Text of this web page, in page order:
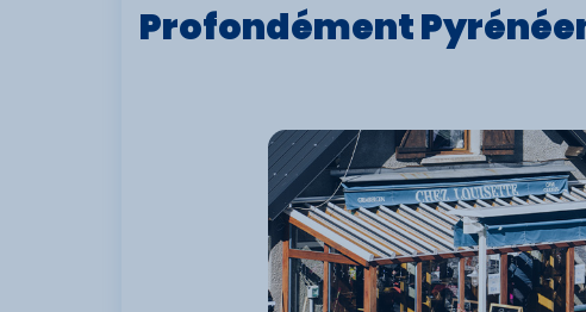
Profondément